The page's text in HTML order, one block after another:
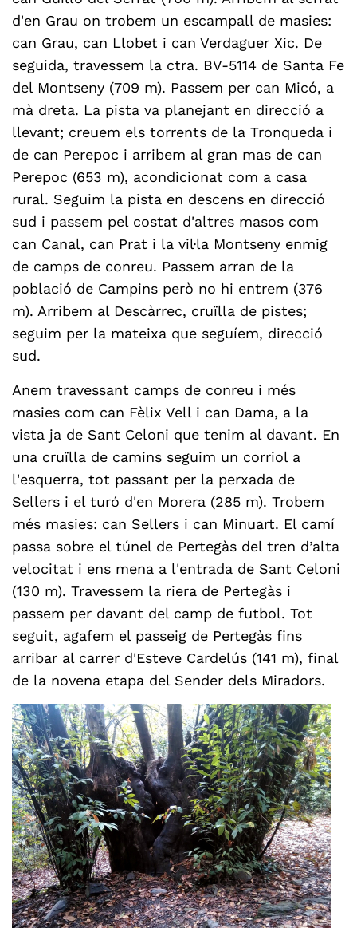
d'en Grau on trobem un escampall de masies:
can Grau, can Llobet i can Verdaguer Xic. De
seguida, travessem la ctra. BV-5114 de Santa Fe
del Montseny (709 m). Passem per can Micó, a
mà dreta. La pista va planejant en direcció a
llevant; creuem els torrents de la Tronqueda i
de can Perepoc i arribem al gran mas de can
Perepoc (653 m), acondicionat com a casa
rural. Seguim la pista en descens en direcció
sud i passem pel costat d'altres masos com
can Canal, can Prat i la vil·la Montseny enmig
de camps de conreu. Passem arran de la
població de Campins però no hi entrem (376
m). Arribem al Descàrrec, cruïlla de pistes;
seguim per la mateixa que seguíem, direcció
sud.
Anem travessant camps de conreu i més
masies com can Fèlix Vell i can Dama, a la
vista ja de Sant Celoni que tenim al davant. En
una cruïlla de camins seguim un corriol a
l'esquerra, tot passant per la perxada de
Sellers i el turó d'en Morera (285 m). Trobem
més masies: can Sellers i can Minuart. El camí
passa sobre el túnel de Pertegàs del tren d’alta
velocitat i ens mena a l'entrada de Sant Celoni
(130 m). Travessem la riera de Pertegàs i
passem per davant del camp de futbol. Tot
seguit, agafem el passeig de Pertegàs fins
arribar al carrer d'Esteve Cardelús (141 m), final
de la novena etapa del Sender dels Miradors.